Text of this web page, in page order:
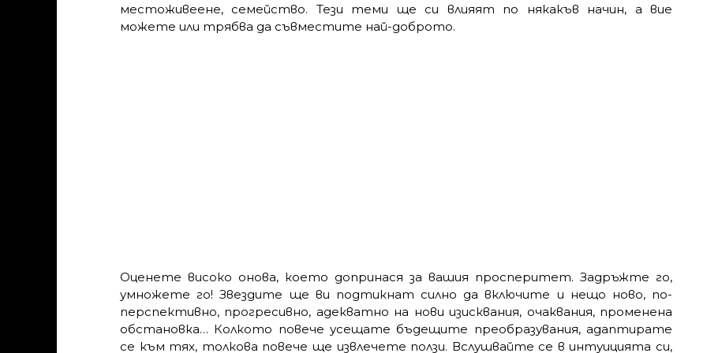
местоживеене, семейство. Тези теми ще си влияят по някакъв начин, а вие
можете или трябва да съвместите най-доброто.
Оценете високо онова, което допринася за вашия просперитет. Задръжте го,
умножете го! Звездите ще ви подтикнат силно да включите и нещо ново, по-
перспективно, прогресивно, адекватно на нови изисквания, очаквания, променена
обстановка… Колкото повече усещате бъдещите преобразувания, адаптирате
се към тях, толкова повече ще извлечете ползи. Вслушвайте се в интуицията си,